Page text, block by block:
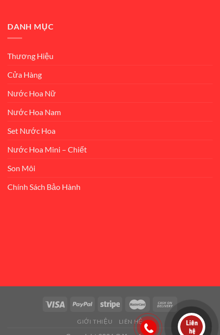
DANH MỤC
Thương Hiệu
Cửa Hàng
Nước Hoa Nữ
Nước Hoa Nam
Set Nước Hoa
Nước Hoa Mini – Chiết
Son Môi
Chính Sách Bảo Hành
GIỚI THIỆU LIÊN HỆ